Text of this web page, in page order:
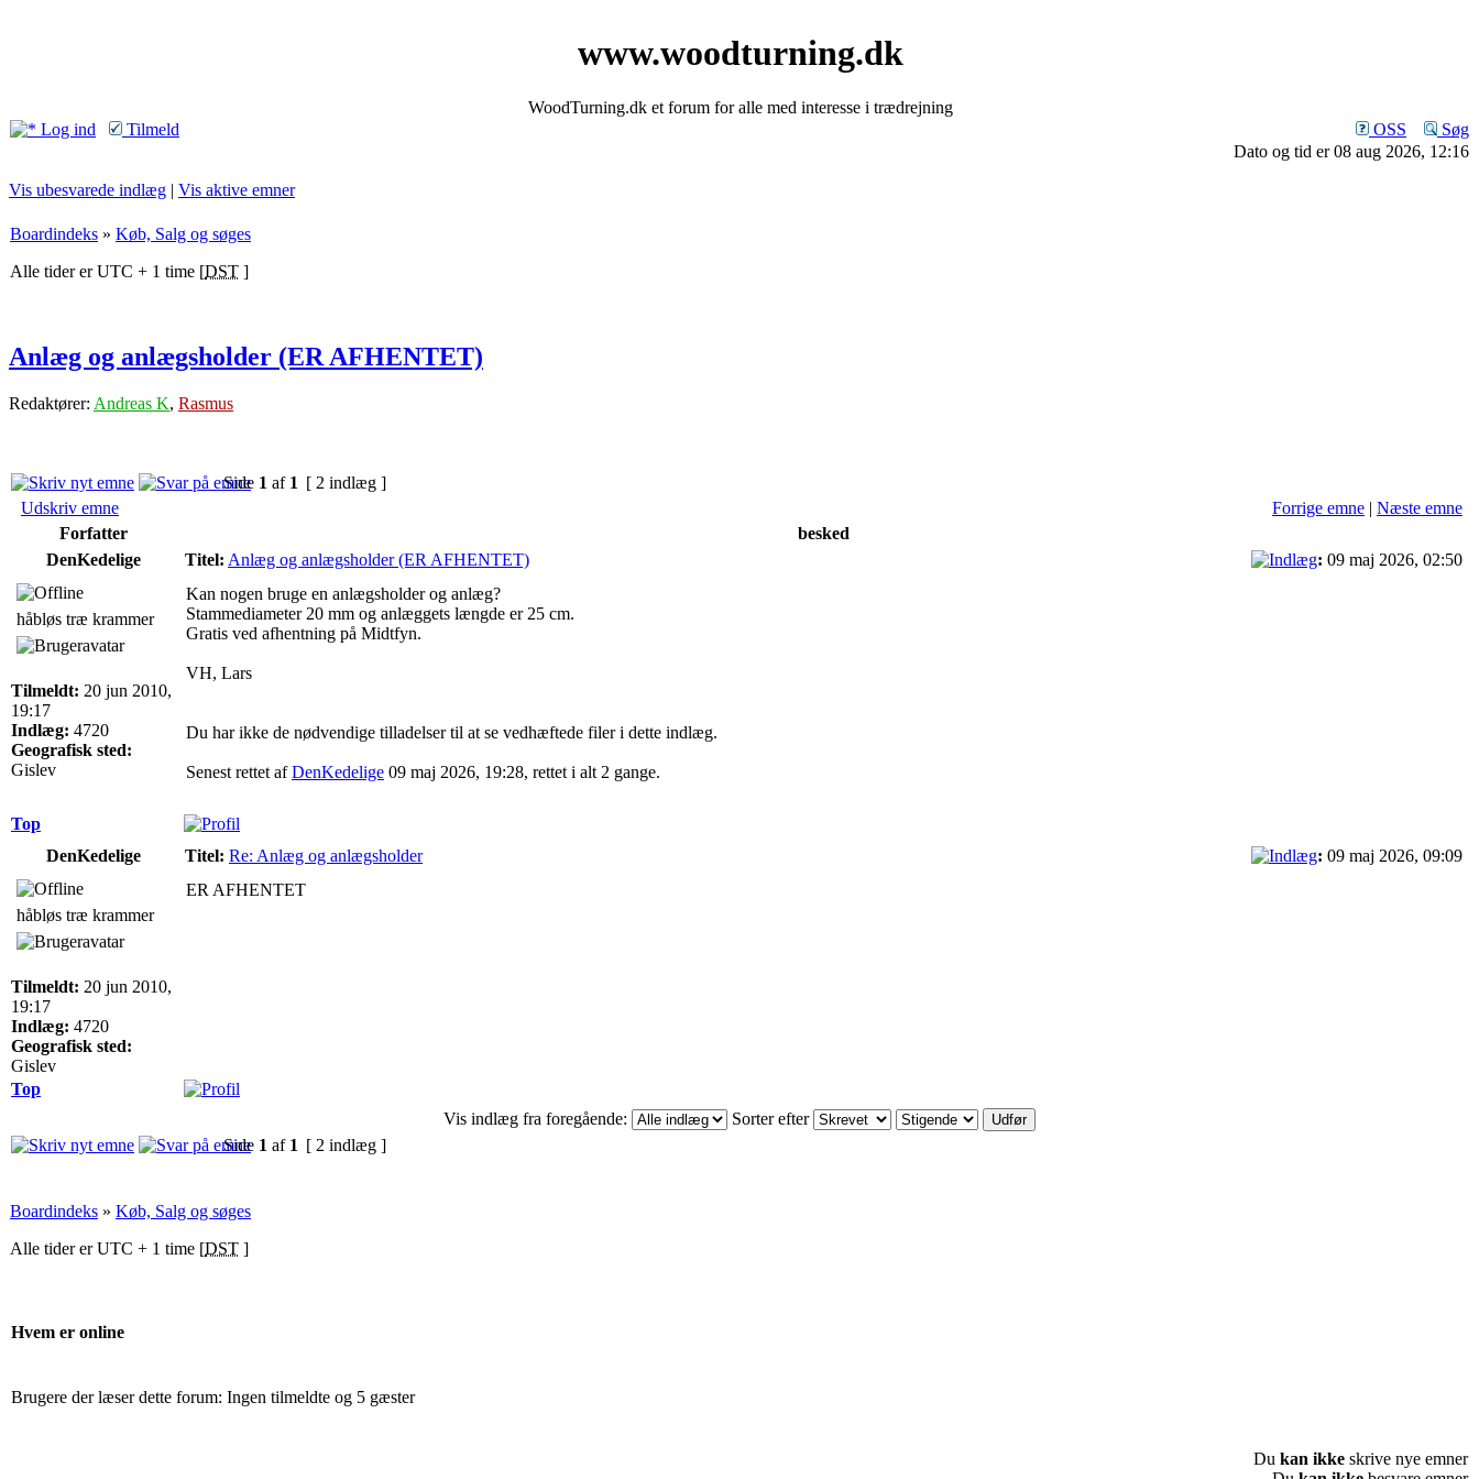
www.woodturning.dk
WoodTurning.dk et forum for alle med interesse i trædrejning
Log ind
Tilmeld OSS
Søg
Dato og tid er 08 aug 2026, 12:16
Vis ubesvarede indlæg | Vis aktive emner
Boardindeks » Køb, Salg og søges
Alle tider er UTC + 1 time [DST ]
Anlæg og anlægsholder (ER AFHENTET)
Redaktører: Andreas K, Rasmus
Side 1 af 1 [ 2 indlæg ]
Udskriv emne
Forrige emne | Næste emne
Forfatter
besked
DenKedelige
Titel: Anlæg og anlægsholder (ER AFHENTET) : 09 maj 2026, 02:50
håbløs træ krammer
Tilmeldt: 20 jun 2010,
19:17
Indlæg: 4720
Geografisk sted:
Gislev
Kan nogen bruge en anlægsholder og anlæg?
Stammediameter 20 mm og anlæggets længde er 25 cm.
Gratis ved afhentning på Midtfyn.
VH, Lars
Du har ikke de nødvendige tilladelser til at se vedhæftede filer i dette indlæg.
Senest rettet afDenKedelige 09 maj 2026, 19:28, rettet i alt 2 gange.
Top
DenKedelige
Titel: Re: Anlæg og anlægsholder : 09 maj 2026, 09:09
håbløs træ krammer
Tilmeldt: 20 jun 2010,
19:17
Indlæg: 4720
Geografisk sted:
Gislev
ER AFHENTET
Top
Vis indlæg fra foregående:
Sorter efter
Side 1 af 1 [ 2 indlæg ]
Boardindeks » Køb, Salg og søges
Alle tider er UTC + 1 time [DST ]
Hvem er online
Brugere der læser dette forum: Ingen tilmeldte og 5 gæster
Du kan ikke skrive nye emner